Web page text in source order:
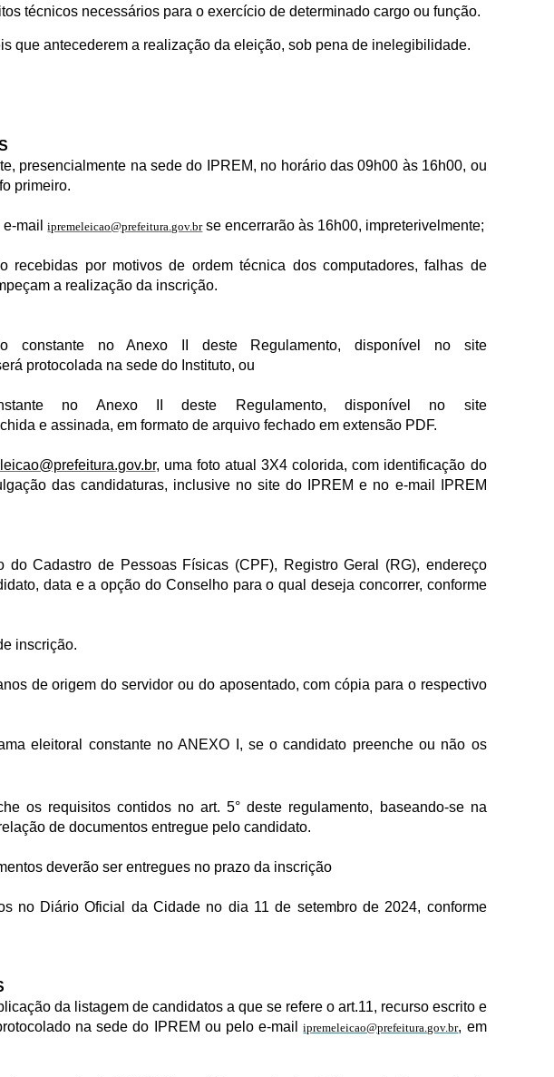
técnicos necessários para o exercício de determinado cargo ou função.
que antecederem a realização da eleição, sob pena de inelegibilidade.
presencialmente na sede do IPREM, no horário das 09h00 às 16h00, ou
primeiro.
e-mailipremeleicao@prefeitura.gov.brse encerrarão às 16h00, impreterivelmente;
por motivos de ordem técnica dos computadores, falhas de
a realização da inscrição.
constante no Anexo II deste Regulamento, disponível no site
protocolada na sede do Instituto, ou
no Anexo II deste Regulamento, disponível no site
e assinada, em formato de arquivo fechado em extensão PDF.
, uma foto atual 3X4 colorida, com identificação do
das candidaturas, inclusive no site do IPREM e no e-mail IPREM
Cadastro de Pessoas Físicas (CPF), Registro Geral (RG), endereço
data e a opção do Conselho para o qual deseja concorrer, conforme
inscrição.
de origem do servidor ou do aposentado, com cópia para o respectivo
eleitoral constante no ANEXO I, se o candidato preenche ou não os
os requisitos contidos no art. 5° deste regulamento, baseando-se na
de documentos entregue pelo candidato.
deverão ser entregues no prazo da inscrição
no Diário Oficial da Cidade no dia 11 de setembro de 2024, conforme
da listagem de candidatos a que se refere o art.11, recurso escrito e
na sede do IPREM ou pelo e-mailipremeleicao@prefeitura.gov.br, em